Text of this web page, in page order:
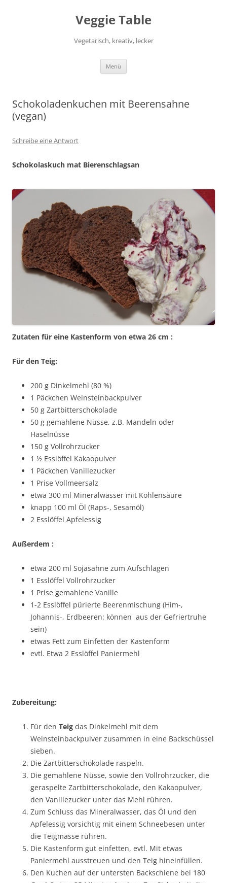
Veggie Table
Vegetarisch, kreativ, lecker
Menü
Schokoladenkuchen mit Beerensahne
(vegan)
Schreibe eine Antwort
Schokolaskuch mat Bierenschlagsan
Zutaten für eine Kastenform von etwa 26 cm :
Für den Teig:
200 g Dinkelmehl (80 %)
1 Päckchen Weinsteinbackpulver
50 g Zartbitterschokolade
50 g gemahlene Nüsse, z.B. Mandeln oder
Haselnüsse
150 g Vollrohrzucker
1 ½ Esslöffel Kakaopulver
1 Päckchen Vanillezucker
1 Prise Vollmeersalz
etwa 300 ml Mineralwasser mit Kohlensäure
knapp 100 ml Öl (Raps-, Sesamöl)
2 Esslöffel Apfelessig
Außerdem :
etwa 200 ml Sojasahne zum Aufschlagen
1 Esslöffel Vollrohrzucker
1 Prise gemahlene Vanille
1-2 Esslöffel pürierte Beerenmischung (Him-,
Johannis-, Erdbeeren: können aus der Gefriertruhe
sein)
etwas Fett zum Einfetten der Kastenform
evtl. Etwa 2 Esslöffel Paniermehl
Zubereitung:
Für den Teig das Dinkelmehl mit dem
Weinsteinbackpulver zusammen in eine Backschüssel
sieben.
Die Zartbitterschokolade raspeln.
Die gemahlene Nüsse, sowie den Vollrohrzucker, die
geraspelte Zartbitterschokolade, den Kakaopulver,
den Vanillezucker unter das Mehl rühren.
Zum Schluss das Mineralwasser, das Öl und den
Apfelessig vorsichtig mit einem Schneebesen unter
die Teigmasse rühren.
Die Kastenform gut einfetten, evtl. Mit etwas
Paniermehl ausstreuen und den Teig hineinfüllen.
Den Kuchen auf der untersten Backschiene bei 180